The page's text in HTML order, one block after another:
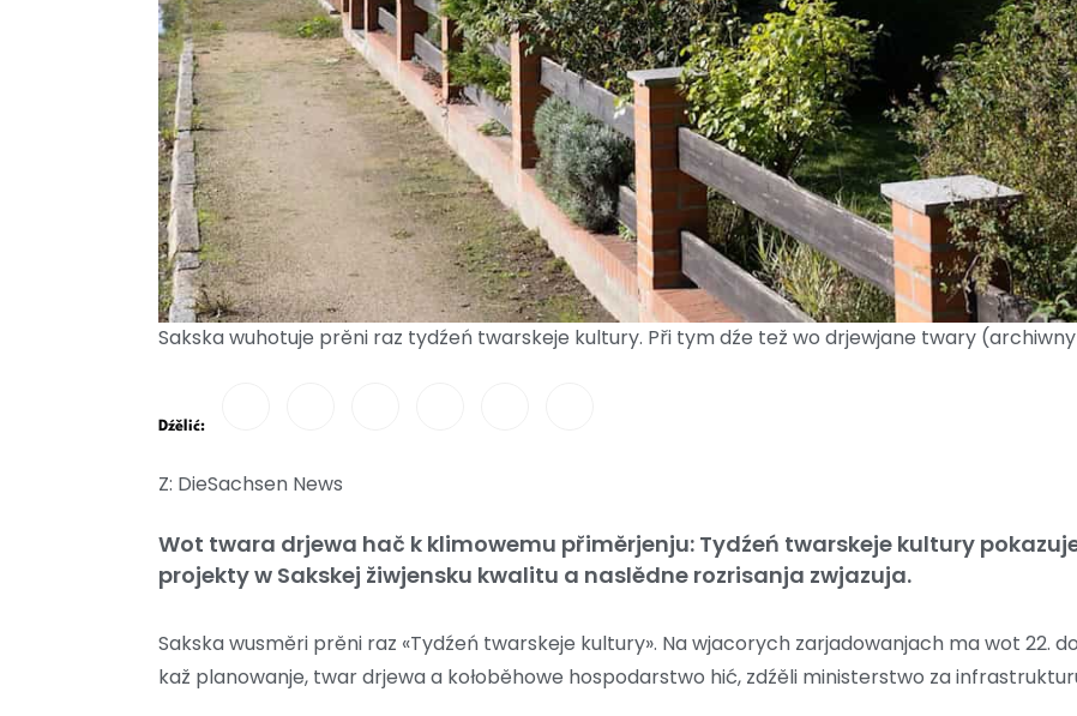
Sakska wuhotuje prěni raz tydźeń twarskeje kultury. Při tym dźe tež wo drjewjane twary
Dźělić:
Z: DieSachsen News
Wot twara drjewa hač k klimowemu přiměrjenju: Tydźeń twarskeje kultury
projekty w Sakskej žiwjensku kwalitu a naslědne rozrisanja zwjazuja.
Sakska wusměri prěni raz «Tydźeń twarskeje kultury». Na wjacorych zarjadowanjach ma wot 22.
kaž planowanje, twar drjewa a kołoběhowe hospodarstwo hić, zdźěli ministerstwo za